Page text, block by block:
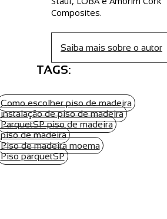
Composites.
Saiba mais sobre o autor
TAGS:
Como escolher piso de madeira
instalação de piso de madeira
ParquetSP piso de madeira
piso de madeira
Piso de madeira moema
Piso parquetSP